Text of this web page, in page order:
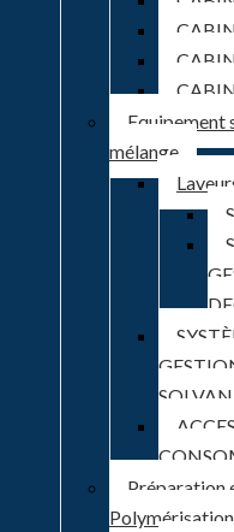
Equipement
mélange
Préparation
Polymérisation